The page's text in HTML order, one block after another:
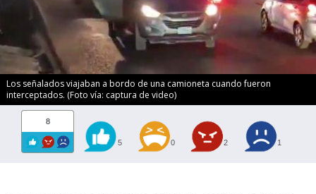
Los señalados viajaban a bordo de una camioneta cuando fueron
interceptados. (Foto vía: captura de video)
8
5 0 2 1